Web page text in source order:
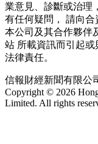
業意見、診斷或治理
有任何疑問， 請向合
本公司及其合作夥伴
站 所載資訊而引起
法律責任。
信報財經新聞有限公
Copyright © 2026
Limited. All rights